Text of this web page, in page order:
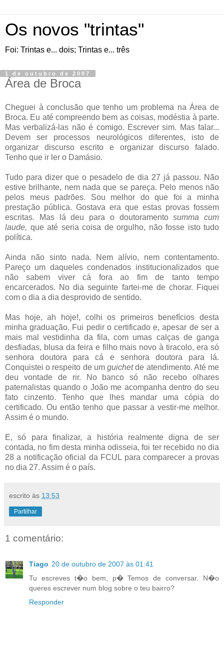
Os novos "trintas"
Foi: Trintas e... dois; Trintas e... três
1 de outubro de 2007
Área de Broca
Cheguei à conclusão que tenho um problema na Área de
Broca. Eu até compreendo bem as coisas, modéstia à parte.
Mas verbalizá-las não é comigo. Escrever sim. Mas falar...
Devem ser processos neurológicos diferentes, isto de
organizar discurso escrito e organizar discurso falado.
Tenho que ir ler o Damásio.
Tudo para dizer que o pesadelo de dia 27 já passou. Não
estive brilhante, nem nada que se pareça. Pelo menos não
pelos meus padrões. Sou melhor do que foi a minha
prestação pública. Gostava era que estas provas fossem
escritas. Mas lá deu para o doutoramentosumma cum
laude, que até seria coisa de orgulho, não fosse isto tudo
política.
Ainda não sinto nada. Nem alívio, nem contentamento.
Pareço um daqueles condenados institucionalizados que
não sabem viver cá fora ao fim de tanto tempo
encarcerados. No dia seguinte fartei-me de chorar. Fiquei
com o dia a dia desprovido de sentido.
Mas hoje, ah hoje!, colhi os primeiros benefícios desta
minha graduação. Fui pedir o certificado e, apesar de ser a
mais mal vestidinha da fila, com umas calças de ganga
desfiadas, blusa da feira e filho mais novo à tiracolo, era só
senhora doutora para cá e senhora doutora para lá.
Conquistei o respeito de umguichetde atendimento. Até me
deu vontade de rir. No banco só não recebo olhares
paternalistas quando o João me acompanha dentro do seu
fato cinzento. Tenho que lhes mandar uma cópia do
certificado. Ou então tenho que passar a vestir-me melhor.
Assim é o mundo.
E, só para finalizar, a história realmente digna de ser
contada, no fim desta minha odisseia, foi ter recebido no dia
28 a notificação oficial da FCUL para comparecer a provas
no dia 27. Assim é o país.
escrito às 13:53
Partilhar
1 comentário:
Tiago 20 de outubro de 2007 às 01:41
Tu escreves t�o bem, p� Temos de conversar. N�o
queres escrever num blog sobre o teu bairro?
Responder